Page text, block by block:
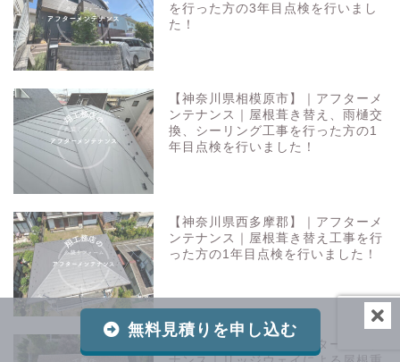
を行った方の3年目点検を行いまし
た！
【神奈川県相模原市】｜アフターメ
ンテナンス｜屋根葺き替え、雨樋交
換、シーリング工事を行った方の1
年目点検を行いました！
【神奈川県西多摩郡】｜アフターメ
ンテナンス｜屋根葺き替え工事を行
った方の1年目点検を行いました！
【横浜市都筑区】｜アフターメンテ
無料見積りを申し込む